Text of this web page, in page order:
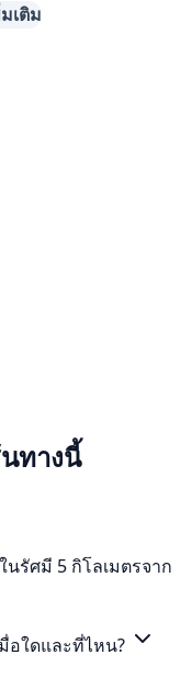
เติม
ทางนี้
รัศมี 5 กิโลเมตรจาก
อใดและที่ไหน?